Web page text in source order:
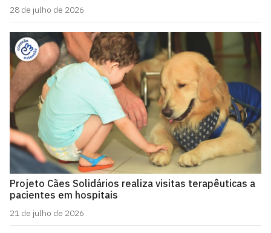
28 de julho de 2026
Projeto Cães Solidários realiza visitas terapêuticas a
pacientes em hospitais
21 de julho de 2026